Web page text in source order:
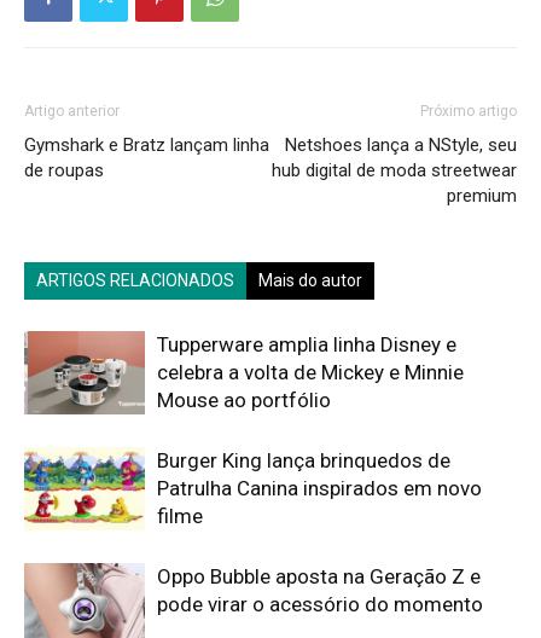
Artigo anterior
Gymshark e Bratz lançam linha
de roupas
Próximo artigo
Netshoes lança a NStyle, seu
hub digital de moda streetwear
premium
ARTIGOS RELACIONADOS Mais do autor
Tupperware amplia linha Disney e
celebra a volta de Mickey e Minnie
Mouse ao portfólio
Burger King lança brinquedos de
Patrulha Canina inspirados em novo
filme
Oppo Bubble aposta na Geração Z e
pode virar o acessório do momento